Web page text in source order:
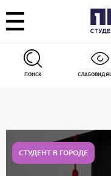
ПОИСК
СТУДЕНТ В ГОРОДЕ